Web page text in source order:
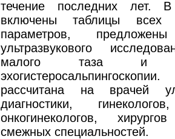
течение последних лет.
включены таблицы всех
параметров,
ультразвукового
малого таза и
рассчитана на врачей
диагностики,
онкогинекологов,
смежных специальностей.